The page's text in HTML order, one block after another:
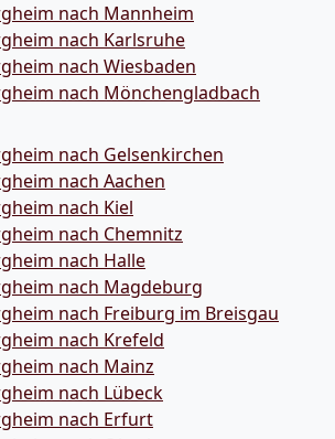
nach Mannheim
nach Karlsruhe
nach Wiesbaden
nach Mönchen­gladbach
nach Gelsenkirchen
nach Aachen
nach Kiel
nach Chemnitz
nach Halle
nach Magdeburg
nach Freiburg im Breisgau
nach Krefeld
nach Mainz
nach Lübeck
nach Erfurt